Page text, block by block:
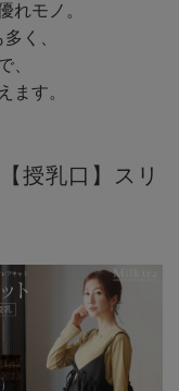
れモノ。
く、
、
ます。
授乳口】スリ